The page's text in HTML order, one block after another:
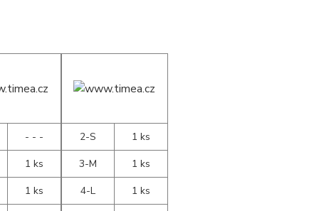
- - -
1 ks
1 ks
2-S
1 ks
3-M
1 ks
4-L
1 ks